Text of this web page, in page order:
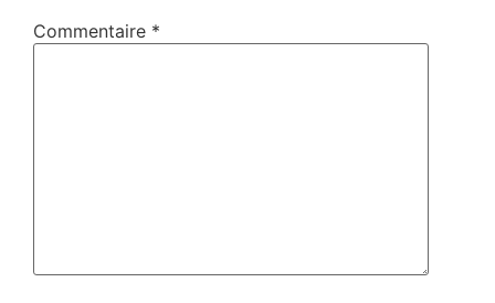
Commentaire *